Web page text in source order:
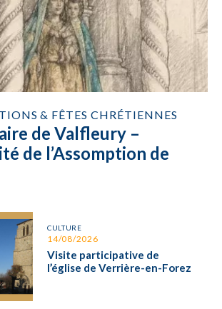
& FÊTES CHRÉTIENNES
de Valfleury –
de l’Assomption de
CULTURE
14/08/2026
Visite participative de
l’église de Verrière-en-Forez